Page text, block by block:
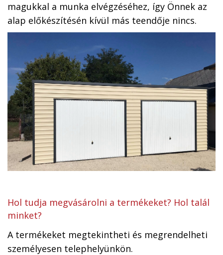
magukkal a munka elvégzéséhez, így Önnek az
alap előkészítésén kívül más teendője nincs.
Hol tudja megvásárolni a termékeket? Hol talál
minket?
A termékeket megtekintheti és megrendelheti
személyesen telephelyünkön.